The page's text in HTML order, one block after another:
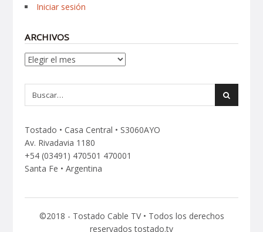
Iniciar sesión
ARCHIVOS
Archivos
Tostado • Casa Central • S3060AYO
Av. Rivadavia 1180
+54 (03491) 470501 470001
Santa Fe • Argentina
©2018 - Tostado Cable TV • Todos los derechos
reservados tostado.tv